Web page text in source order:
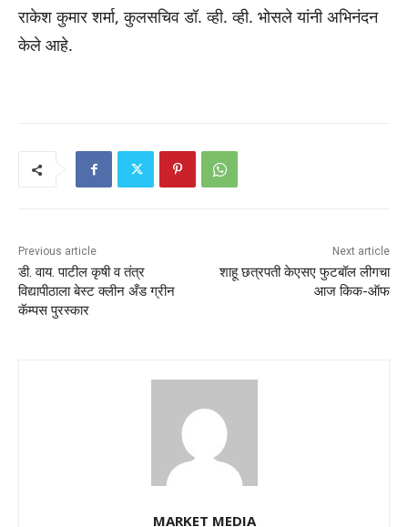
राकेश कुमार शर्मा, कुलसचिव डॉ. व्ही. व्ही. भोसले यांनी अभिनंदन
केले आहे.
Previous article
डी. वाय. पाटील कृषी व तंत्र
विद्यापीठाला बेस्ट क्लीन अँड ग्रीन
कॅम्पस पुरस्कार
Next article
शाहू छत्रपती केएसए फुटबॉल लीगचा
आज किक-ऑफ
MARKET MEDIA